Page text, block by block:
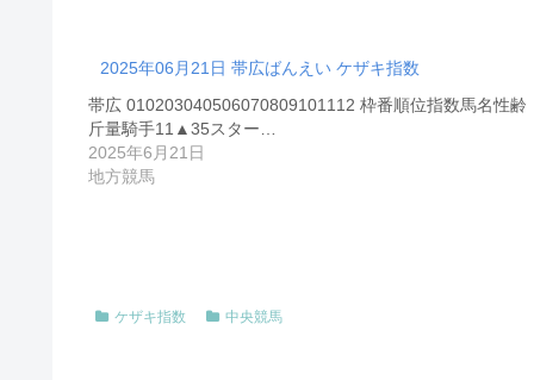
2025年06月21日 帯広ばんえい ケザキ指数
帯広 010203040506070809101112 枠番順位指数馬名性齢
斤量騎手11▲35スター…
2025年6月21日
地方競馬
ケザキ指数 中央競馬